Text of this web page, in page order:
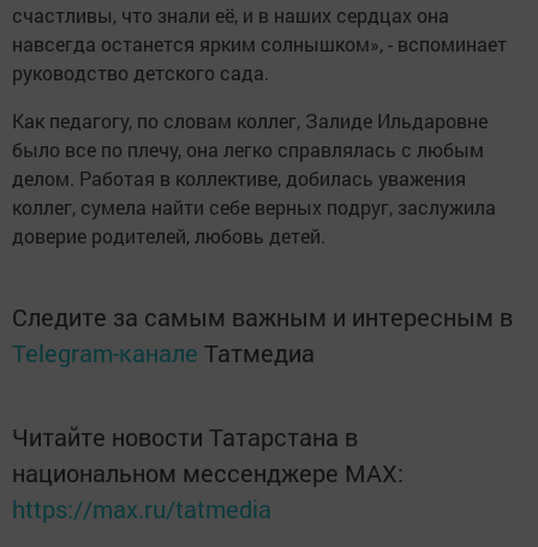
счастливы, что знали её, и в наших сердцах она
навсегда останется ярким солнышком», - вспоминает
руководство детского сада.
Как педагогу, по словам коллег, Залиде Ильдаровне
было все по плечу, она легко справлялась с любым
делом. Работая в коллективе, добилась уважения
коллег, сумела найти себе верных подруг, заслужила
доверие родителей, любовь детей.
Следите за самым важным и интересным в
Telegram-канале Татмедиа
Читайте новости Татарстана в
национальном мессенджере MАХ:
https://max.ru/tatmedia